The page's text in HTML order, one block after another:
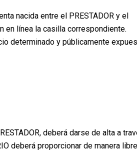
nacida entre el PRESTADOR y el
en línea la casilla correspondiente.
determinado y públicamente
deberá darse de alta a
deberá proporcionar de manera